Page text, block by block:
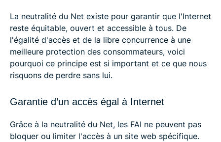
La neutralité du Net existe pour garantir que l'Internet
reste équitable, ouvert et accessible à tous. De
l'égalité d'accès et de la libre concurrence à une
meilleure protection des consommateurs, voici
pourquoi ce principe est si important et ce que nous
risquons de perdre sans lui.
Garantie d’un accès égal à Internet
Grâce à la neutralité du Net, les FAI ne peuvent pas
bloquer ou limiter l'accès à un site web spécifique.